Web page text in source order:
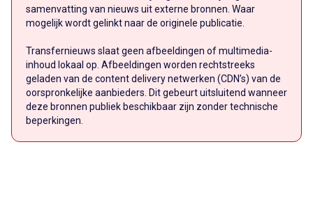
samenvatting van nieuws uit externe bronnen. Waar
mogelijk wordt gelinkt naar de originele publicatie.
Transfernieuws slaat geen afbeeldingen of multimedia-
inhoud lokaal op. Afbeeldingen worden rechtstreeks
geladen van de content delivery netwerken (CDN’s) van de
oorspronkelijke aanbieders. Dit gebeurt uitsluitend wanneer
deze bronnen publiek beschikbaar zijn zonder technische
beperkingen.